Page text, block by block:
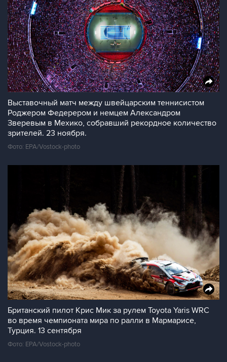
Выставочный матч между швейцарским теннисистом
Роджером Федерером и немцем Александром
Зверевым в Мехико, собравший рекордное количество
зрителей. 23 ноября.
Фото: EPA/Vostock-photo
Британский пилот Крис Мик за рулем Toyota Yaris WRC
во время чемпионата мира по ралли в Мармарисе,
Турция. 13 cентября
Фото: EPA/Vostock-photo